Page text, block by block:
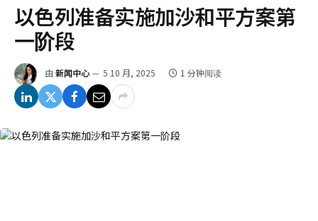
以色列准备实施加沙和平方案第
一阶段
由 新闻中心 5 10 月, 2025 1 分钟阅读